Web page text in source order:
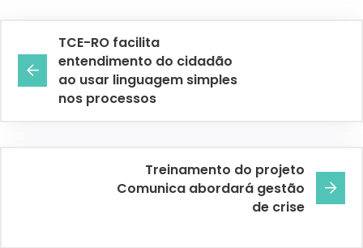
TCE-RO facilita
entendimento do cidadão
ao usar linguagem simples
nos processos
Treinamento do projeto
Comunica abordará gestão
de crise